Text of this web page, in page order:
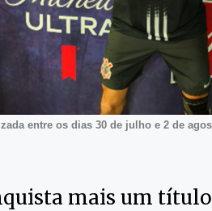
entre os dias 30 de julho e 2 de
mais um